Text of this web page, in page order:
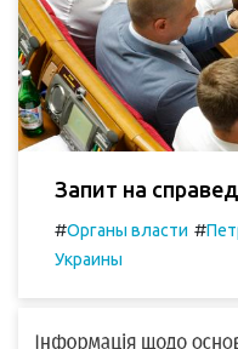
Запит на
#Органы власти #
Украины